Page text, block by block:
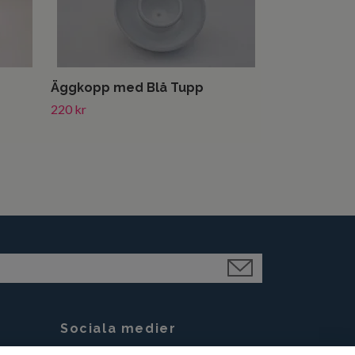
Äggkopp med Blå Tupp
220 kr
Sociala medier